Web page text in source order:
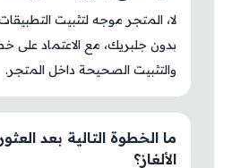
بدون جلبريك، مع الاعتماد على
والتثبيت الصحيحة داخل المتجر.
ما الخطوة التالية بعد
الألغاز؟